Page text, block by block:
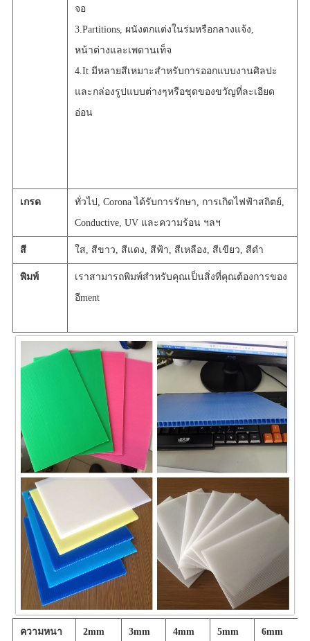
จอ
3.Partitions, ผนังตกแต่งในร่มหรือกลางแจ้ง,
หน้าต่างและเพดานเท็จ
4.It มีหลายสีเหมาะสำหรับการออกแบบงานศิลปะ
และกล่องรูปแบบต่างๆหรือชุดของขวัญที่ละเอียด
อ่อน
เกรด
ทั่วไป, Corona ได้รับการรักษา, การเกิดไฟฟ้าสถิตย์,
Conductive, UV และความร้อน ฯลฯ
สี ใส, สีขาว, สีแดง, สีฟ้า, สีเหลือง, สีเขียว, สีดำ
พิมพ์
เราสามารถพิมพ์สำหรับคุณเป็นสิ่งที่คุณต้องการของ
อีment
ความหนา 2mm 3mm 4mm 5mm 6mm